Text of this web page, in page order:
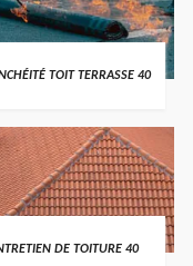
TOIT TERRASSE 40
DE TOITURE 40